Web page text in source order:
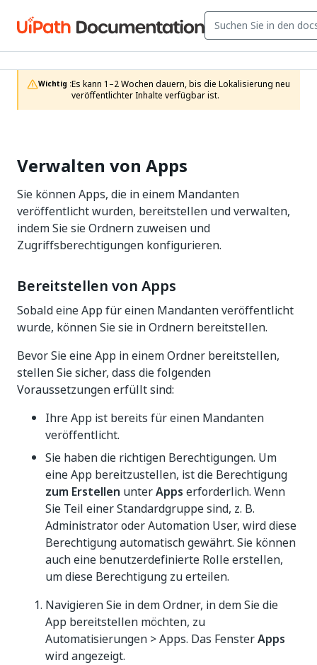
Wichtig :Es kann 1–2 Wochen dauern, bis die Lokalisierung neu
veröffentlichter Inhalte verfügbar ist.
Verwalten von Apps
Sie können Apps, die in einem Mandanten
veröffentlicht wurden, bereitstellen und verwalten,
indem Sie sie Ordnern zuweisen und
Zugriffsberechtigungen konfigurieren.
Bereitstellen von Apps
Sobald eine App für einen Mandanten veröffentlicht
wurde, können Sie sie in Ordnern bereitstellen.
Bevor Sie eine App in einem Ordner bereitstellen,
stellen Sie sicher, dass die folgenden
Voraussetzungen erfüllt sind:
Ihre App ist bereits für einen Mandanten
veröffentlicht.
Sie haben die richtigen Berechtigungen. Um
eine App bereitzustellen, ist die Berechtigung
zum Erstellen unterApps erforderlich. Wenn
Sie Teil einer Standardgruppe sind, z. B.
Administrator oder Automation User, wird diese
Berechtigung automatisch gewährt. Sie können
auch eine benutzerdefinierte Rolle erstellen,
um diese Berechtigung zu erteilen.
Navigieren Sie in dem Ordner, in dem Sie die
App bereitstellen möchten, zu
Automatisierungen > Apps. Das FensterApps
wird angezeigt.